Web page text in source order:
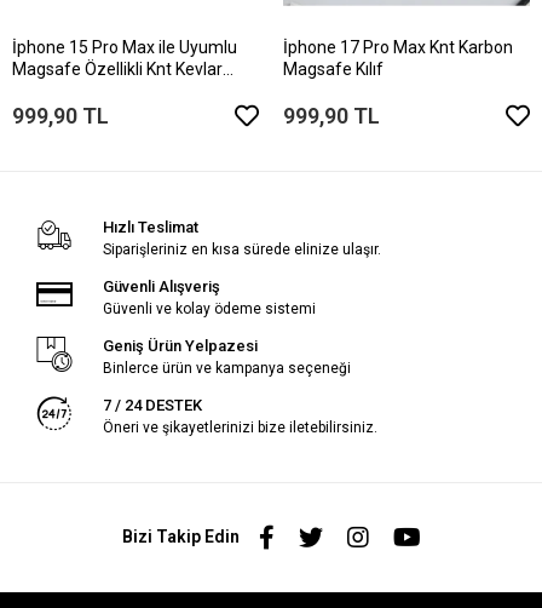
İphone 15 Pro Max ile Uyumlu
Magsafe Özellikli Knt Kevlar
999,90 TL
İphone 17 Pro Max Knt Karbon
Magsafe Kılıf
999,90 TL
Hızlı Teslimat
Siparişleriniz en kısa sürede elinize ulaşır.
Güvenli Alışveriş
Güvenli ve kolay ödeme sistemi
Geniş Ürün Yelpazesi
Binlerce ürün ve kampanya seçeneği
7 / 24 DESTEK
Öneri ve şikayetlerinizi bize iletebilirsiniz.
Bizi Takip Edin